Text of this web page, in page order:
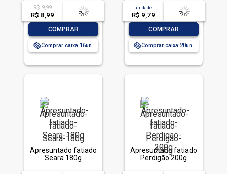
R$ 9,99
R$ 8,99
acima de
-- --,--un.
COMPRAR
Comprar caixa:16
unidade
R$ 9,79
acima de
-- --,--un.
COMPRAR
Comprar caixa:20
Apresuntado fatiado
Seara 180g
Apresuntado fatiado
Perdigão 200g